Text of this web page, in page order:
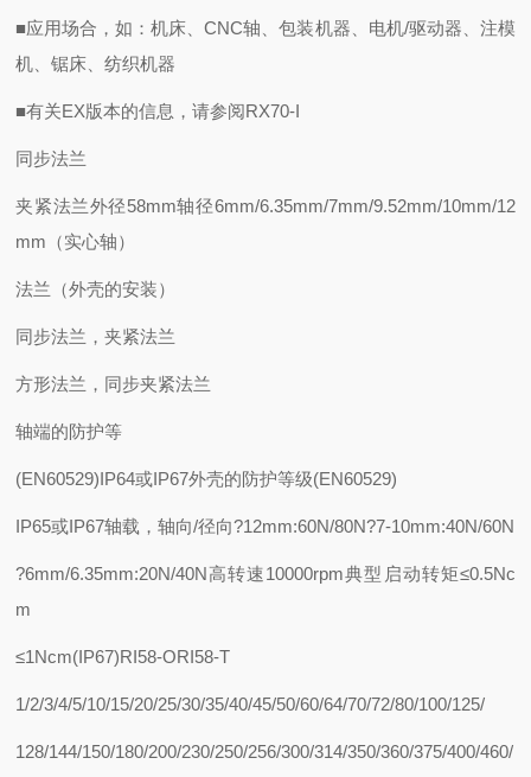
■应用场合，如：机床、CNC轴、包装机器、电机/驱动器、注模
机、锯床、纺织机器
■有关EX版本的信息，请参阅RX70-I
同步法兰
夹紧法兰外径58mm轴径6mm/6.35mm/7mm/9.52mm/10mm/12
mm（实心轴）
法兰（外壳的安装）
同步法兰，夹紧法兰
方形法兰，同步夹紧法兰
轴端的防护等
(EN60529)IP64或IP67外壳的防护等级(EN60529)
IP65或IP67轴载，轴向/径向?12mm:60N/80N?7-10mm:40N/60N
?6mm/6.35mm:20N/40N高转速10000rpm典型启动转矩≤0.5Nc
m
≤1Ncm(IP67)RI58-ORI58-T
1/2/3/4/5/10/15/20/25/30/35/40/45/50/60/64/70/72/80/100/125/
128/144/150/180/200/230/250/256/300/314/350/360/375/400/460/